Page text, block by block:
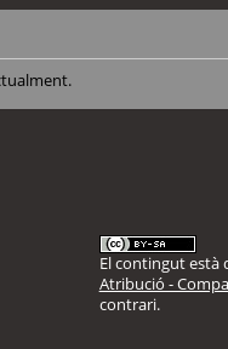
El contingut està
Atribució -
contrari.